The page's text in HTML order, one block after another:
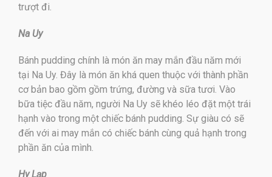
trượt đi.
Na Uy
Bánh pudding chính là món ăn may mắn đầu năm mới
tại Na Uy. Đây là món ăn khá quen thuộc với thành phần
cơ bản bao gồm gồm trứng, đường và sữa tươi. Vào
bữa tiệc đầu năm, người Na Uy sẽ khéo léo đặt một trái
hạnh vào trong một chiếc bánh pudding. Sự giàu có sẽ
đến với ai may mắn có chiếc bánh cùng quả hạnh trong
phần ăn của mình.
Hy Lạp